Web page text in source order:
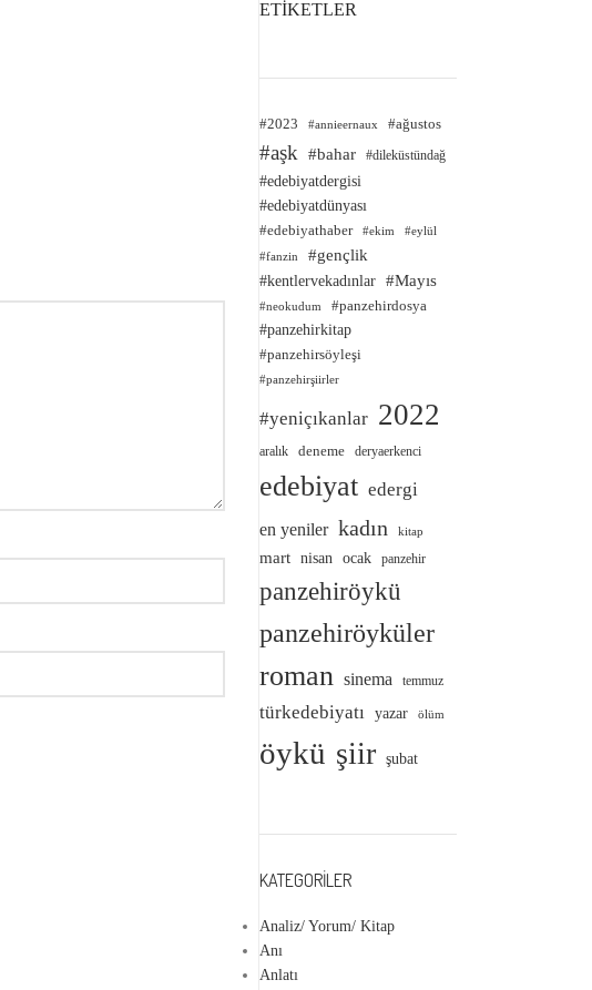
ETİKETLER
#2023 #annieernaux #ağustos
#aşk #bahar #dileküstündağ
#edebiyatdergisi
#edebiyatdünyası
#edebiyathaber #ekim #eylül
#fanzin
#gençlik
#kentlervekadınlar #Mayıs
#neokudum
#panzehirdosya
#panzehirkitap
#panzehirsöyleşi
#panzehirşiirler
#yeniçıkanlar 2022
aralık deneme deryaerkenci
edebiyat edergi
en yeniler kadın kitap
mart nisan ocak panzehir
panzehiröykü
panzehiröyküler
roman sinema temmuz
türkedebiyatı yazar ölüm
öykü şiir şubat
KATEGORILER
Analiz/ Yorum/ Kitap
Anı
Anlatı